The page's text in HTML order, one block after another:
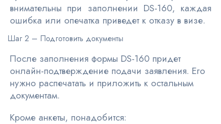
внимательны при заполнении DS-160, каждая
ошибка или опечатка приведет к отказу в визе.
Шаг 2 – Подготовить документы
После заполнения формы DS-160 придет
онлайн-подтверждение подачи заявления. Его
нужно распечатать и приложить к остальным
документам.
Кроме анкеты, понадобится: